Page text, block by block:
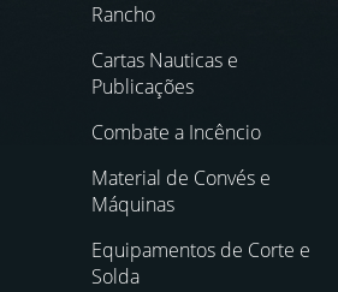
Rancho
Cartas Nauticas e
Publicações
Combate a Incêncio
Material de Convés e
Máquinas
Equipamentos de Corte e
Solda